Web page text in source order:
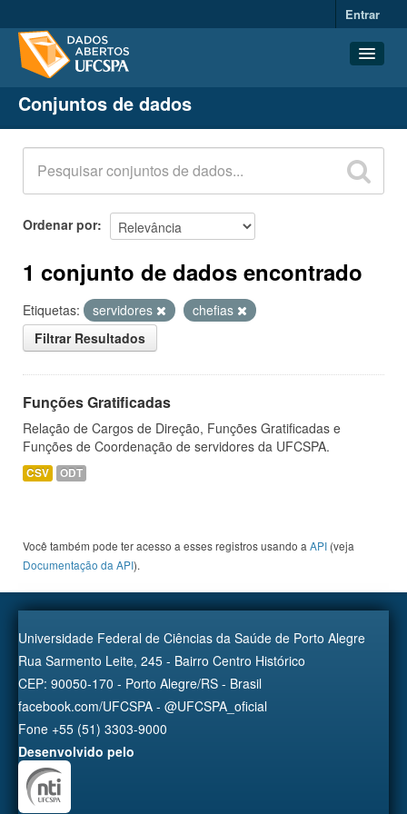
Entrar
Conjuntos de dados
Organizações
Grupos
Sobre
Conjuntos de dados
Ordenar por
1 conjunto de dados encontrado
Etiquetas: servidores
chefias
Filtrar Resultados
Funções Gratificadas
Relação de Cargos de Direção, Funções Gratificadas e
Funções de Coordenação de servidores da UFCSPA.
CSV ODT
Você também pode ter acesso a esses registros usando a API (veja
Documentação da API).
Universidade Federal de Ciências da Saúde de Porto Alegre
Rua Sarmento Leite, 245 - Bairro Centro Histórico
CEP: 90050-170 - Porto Alegre/RS - Brasil
facebook.com/UFCSPA - @UFCSPA_oficial
Fone +55 (51) 3303-9000
Desenvolvido pelo